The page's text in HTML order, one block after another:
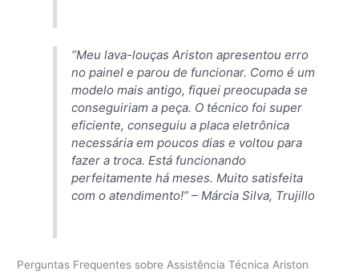
“Meu lava-louças Ariston apresentou erro
no painel e parou de funcionar. Como é um
modelo mais antigo, fiquei preocupada se
conseguiriam a peça. O técnico foi super
eficiente, conseguiu a placa eletrônica
necessária em poucos dias e voltou para
fazer a troca. Está funcionando
perfeitamente há meses. Muito satisfeita
com o atendimento!” – Márcia Silva, Trujillo
Perguntas Frequentes sobre Assistência Técnica Ariston